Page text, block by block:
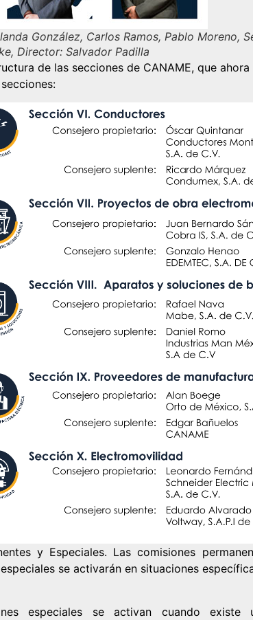
González, Carlos Ramos, Pablo Moreno,
Director: Salvador Padilla
de las secciones de CANAME, que ahora
y Especiales. Las comisiones
se activarán en situaciones
especiales se activan cuando